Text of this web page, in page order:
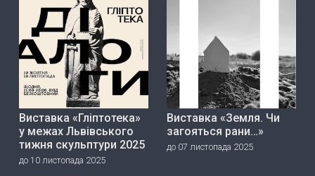
Виставка «Гліптотека»
у межах Львівського
тижня скульптури 2025
до 10 листопада 2025
Виставка «Земля. Чи
загояться рани…»
до 07 листопада 2025